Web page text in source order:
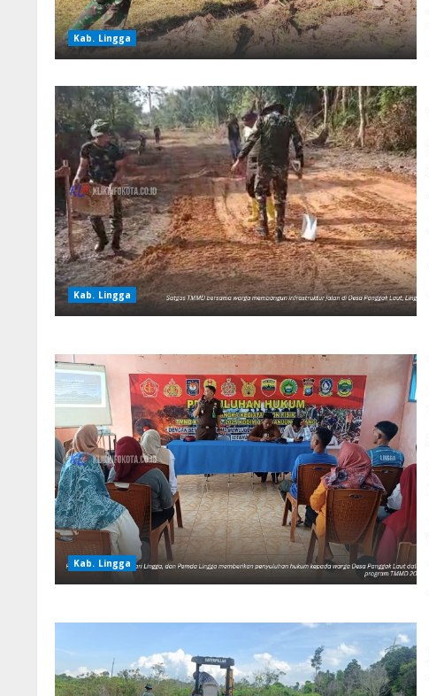
Kab. Lingga
Kab. Lingga
Kab. Lingga